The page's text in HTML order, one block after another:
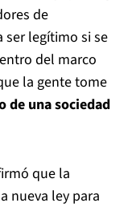
de
legítimo si se
del marco
la gente tome
de una sociedad
que la
nueva ley para